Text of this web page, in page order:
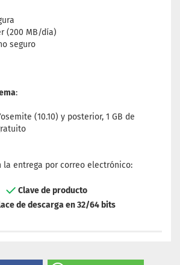
(200 MB/día)
seguro
:
(10.10) y posterior, 1 GB de
la entrega por correo electrónico:
Clave de producto
de descarga en 32/64 bits